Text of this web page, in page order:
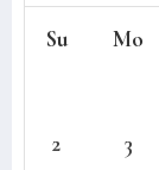
Su Mo
2
3